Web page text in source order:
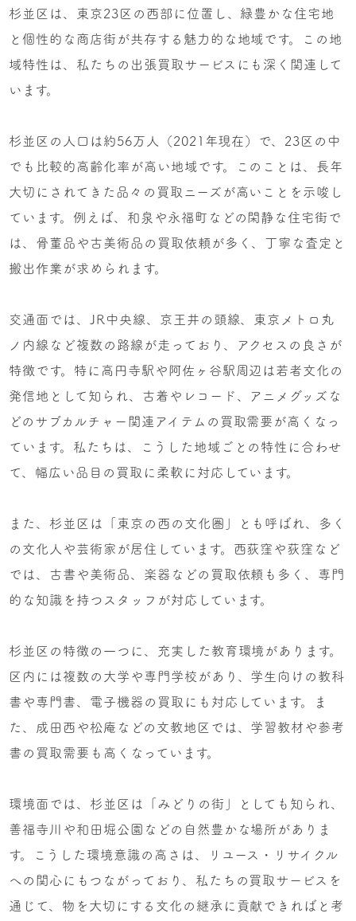
杉並区は、東京23区の西部に位置し、緑豊かな住宅地
と個性的な商店街が共存する魅力的な地域です。この地
域特性は、私たちの出張買取サービスにも深く関連して
います。
杉並区の人口は約56万人（2021年現在）で、23区の中
でも比較的高齢化率が高い地域です。このことは、長年
大切にされてきた品々の買取ニーズが高いことを示唆し
ています。例えば、和泉や永福町などの閑静な住宅街で
は、骨董品や古美術品の買取依頼が多く、丁寧な査定と
搬出作業が求められます。
交通面では、JR中央線、京王井の頭線、東京メトロ丸
ノ内線など複数の路線が走っており、アクセスの良さが
特徴です。特に高円寺駅や阿佐ヶ谷駅周辺は若者文化の
発信地として知られ、古着やレコード、アニメグッズな
どのサブカルチャー関連アイテムの買取需要が高くなっ
ています。私たちは、こうした地域ごとの特性に合わせ
て、幅広い品目の買取に柔軟に対応しています。
また、杉並区は「東京の西の文化圏」とも呼ばれ、多く
の文化人や芸術家が居住しています。西荻窪や荻窪など
では、古書や美術品、楽器などの買取依頼も多く、専門
的な知識を持つスタッフが対応しています。
杉並区の特徴の一つに、充実した教育環境があります。
区内には複数の大学や専門学校があり、学生向けの教科
書や専門書、電子機器の買取にも対応しています。ま
た、成田西や松庵などの文教地区では、学習教材や参考
書の買取需要も高くなっています。
環境面では、杉並区は「みどりの街」としても知られ、
善福寺川や和田堀公園などの自然豊かな場所がありま
す。こうした環境意識の高さは、リユース・リサイクル
への関心にもつながっており、私たちの買取サービスを
通じて、物を大切にする文化の継承に貢献できればと考